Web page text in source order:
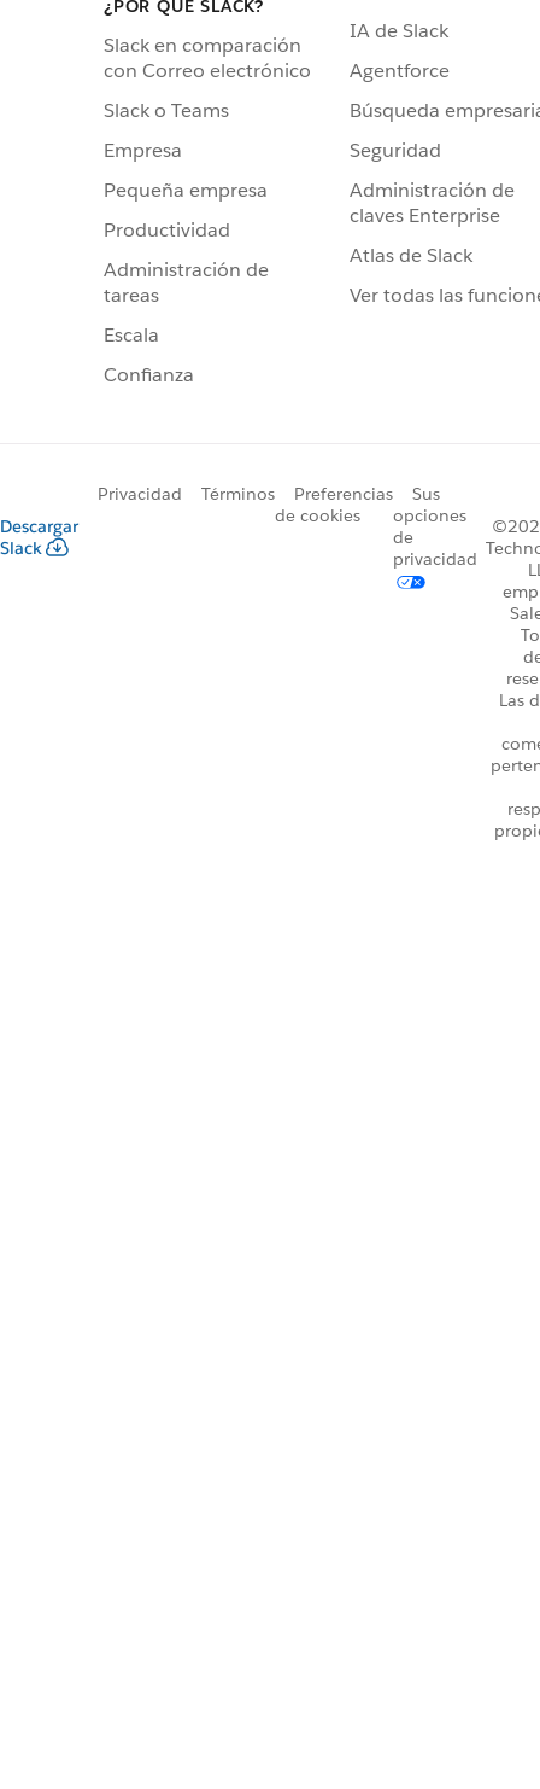
¿POR QUÉ SLACK?
Slack en comparación
con Correo electrónico
Slack o Teams
Empresa
Pequeña empresa
Productividad
Administración de
tareas
Escala
Confianza
IA de Slack
Agentforce
Búsqueda
Seguridad
Administración de
claves Enterprise
Atlas de Slack
Ver todas las
Descargar
Slack
Privacidad Términos
Preferencias
de cookies
Sus
opciones
de
privacidad
Las